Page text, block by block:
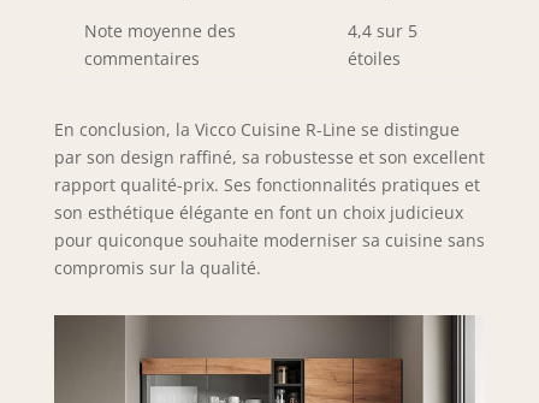
Note moyenne des
commentaires
4,4 sur 5
étoiles
En conclusion, la Vicco Cuisine R-Line se distingue
par son design raffiné, sa robustesse et son excellent
rapport qualité-prix. Ses fonctionnalités pratiques et
son esthétique élégante en font un choix judicieux
pour quiconque souhaite moderniser sa cuisine sans
compromis sur la qualité.